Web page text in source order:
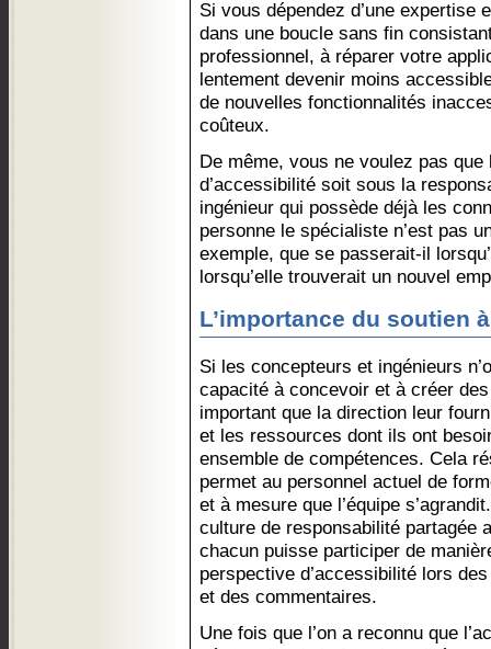
Si vous dépendez d’une expertise
dans une boucle sans fin
professionnel, à réparer votre
lentement devenir moins
de nouvelles fonctionnalités
coûteux.
De même, vous ne voulez pas
d’accessibilité soit sous la
ingénieur qui possède déjà les
personne le spécialiste n’est pas
exemple, que se passerait-il
lorsqu’elle trouverait un nouvel
L’importance du soutien
Si les concepteurs et ingénieurs
capacité à concevoir et à créer
important que la direction leur
et les ressources dont ils ont
ensemble de compétences. Cela
permet au personnel actuel de
et à mesure que l’équipe
culture de responsabilité partagée
chacun puisse participer de
perspective d’accessibilité lors
et des commentaires.
Une fois que l’on a reconnu que